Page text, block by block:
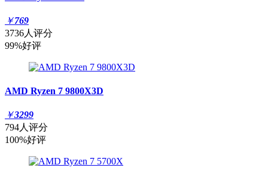
￥769
3736人评分
99%好评
AMD Ryzen 7 9800X3D
￥3299
794人评分
100%好评